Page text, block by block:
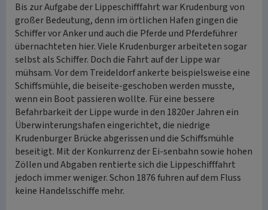
Bis zur Aufgabe der Lippeschifffahrt war Krudenburg von
großer Bedeutung, denn im örtlichen Hafen gingen die
Schiffer vor Anker und auch die Pferde und Pferdeführer
übernachteten hier. Viele Krudenburger arbeiteten sogar
selbst als Schiffer. Doch die Fahrt auf der Lippe war
mühsam. Vor dem Treideldorf ankerte beispielsweise eine
Schiffsmühle, die beiseite-geschoben werden musste,
wenn ein Boot passieren wollte. Für eine bessere
Befahrbarkeit der Lippe wurde in den 1820er Jahren ein
Überwinterungshafen eingerichtet, die niedrige
Krudenburger Brücke abgerissen und die Schiffsmühle
beseitigt. Mit der Konkurrenz der Ei-senbahn sowie hohen
Zöllen und Abgaben rentierte sich die Lippeschifffahrt
jedoch immer weniger. Schon 1876 fuhren auf dem Fluss
keine Handelsschiffe mehr.